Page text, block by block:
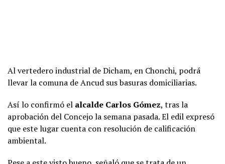
Al vertedero industrial de Dicham, en Chonchi, podrá
llevar la comuna de Ancud sus basuras domiciliarias.
Así lo confirmó el alcalde Carlos Gómez, tras la
aprobación del Concejo la semana pasada. El edil expresó
que este lugar cuenta con resolución de calificación
ambiental.